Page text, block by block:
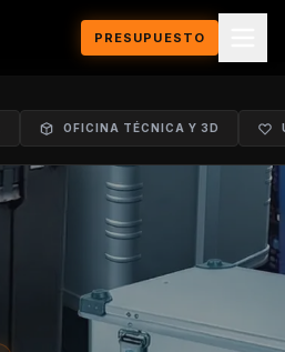
PRESUPUESTO
OFICINA TÉCNICA Y 3D